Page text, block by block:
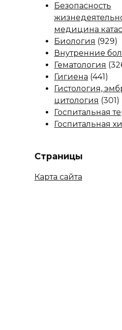
Безопасность
медицина
Биология (929)
Внутренние
Гематология
Гигиена (441)
Гистология,
цитология (301)
Госпитальная
Госпитальная
Страницы
Карта сайта